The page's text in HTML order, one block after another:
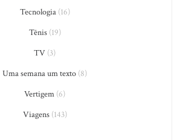
Tecnologia(16)
Tênis(19)
TV (3)
Uma semana um texto (8)
Vertigem (6)
Viagens(143)